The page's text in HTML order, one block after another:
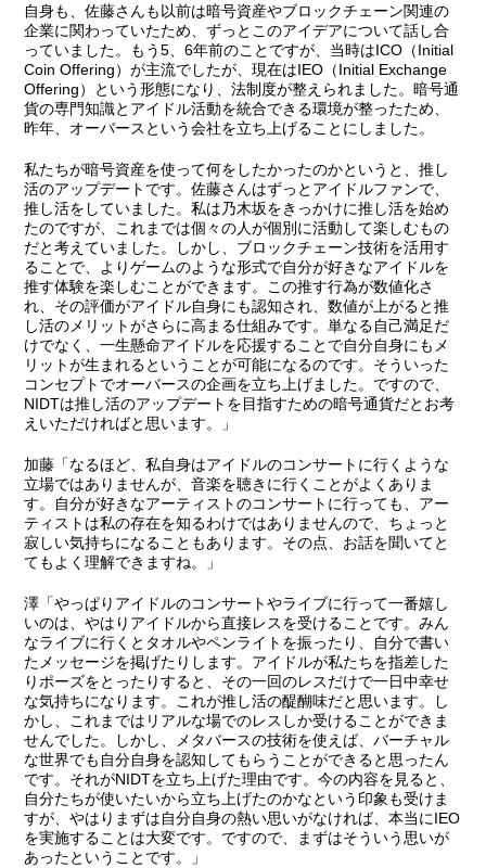
自身も、佐藤さんも以前は暗号資産やブロックチェーン関連の
企業に関わっていたため、ずっとこのアイデアについて話し合
っていました。もう5、6年前のことですが、当時はICO（Initial
Coin Offering）が主流でしたが、現在はIEO（Initial Exchange
Offering）という形態になり、法制度が整えられました。暗号通
貨の専門知識とアイドル活動を統合できる環境が整ったため、
昨年、オーバースという会社を立ち上げることにしました。
私たちが暗号資産を使って何をしたかったのかというと、推し
活のアップデートです。佐藤さんはずっとアイドルファンで、
推し活をしていました。私は乃木坂をきっかけに推し活を始め
たのですが、これまでは個々の人が個別に活動して楽しむもの
だと考えていました。しかし、ブロックチェーン技術を活用す
ることで、よりゲームのような形式で自分が好きなアイドルを
推す体験を楽しむことができます。この推す行為が数値化さ
れ、その評価がアイドル自身にも認知され、数値が上がると推
し活のメリットがさらに高まる仕組みです。単なる自己満足だ
けでなく、一生懸命アイドルを応援することで自分自身にもメ
リットが生まれるということが可能になるのです。そういった
コンセプトでオーバースの企画を立ち上げました。ですので、
NIDTは推し活のアップデートを目指すための暗号通貨だとお考
えいただければと思います。」
加藤「なるほど、私自身はアイドルのコンサートに行くような
立場ではありませんが、音楽を聴きに行くことがよくありま
す。自分が好きなアーティストのコンサートに行っても、アー
ティストは私の存在を知るわけではありませんので、ちょっと
寂しい気持ちになることもあります。その点、お話を聞いてと
てもよく理解できますね。」
澤「やっぱりアイドルのコンサートやライブに行って一番嬉し
いのは、やはりアイドルから直接レスを受けることです。みん
なライブに行くとタオルやペンライトを振ったり、自分で書い
たメッセージを掲げたりします。アイドルが私たちを指差した
りポーズをとったりすると、その一回のレスだけで一日中幸せ
な気持ちになります。これが推し活の醍醐味だと思います。し
かし、これまではリアルな場でのレスしか受けることができま
せんでした。しかし、メタバースの技術を使えば、バーチャル
な世界でも自分自身を認知してもらうことができると思ったん
です。それがNIDTを立ち上げた理由です。今の内容を見ると、
自分たちが使いたいから立ち上げたのかなという印象も受けま
すが、やはりまずは自分自身の熱い思いがなければ、本当にIEO
を実施することは大変です。ですので、まずはそういう思いが
あったということです。」